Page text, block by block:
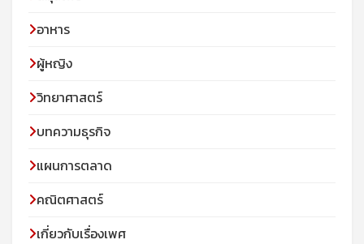
อาหาร
ผู้หญิง
วิทยาศาสตร์
บทความธุรกิจ
แผนการตลาด
คณิตศาสตร์
เกี่ยวกับเรื่องเพศ